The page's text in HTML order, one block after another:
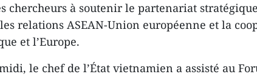
chercheurs à soutenir le partenariat
relations ASEAN-Union européenne et la
et l’Europe.
le chef de l’État vietnamien a assisté au